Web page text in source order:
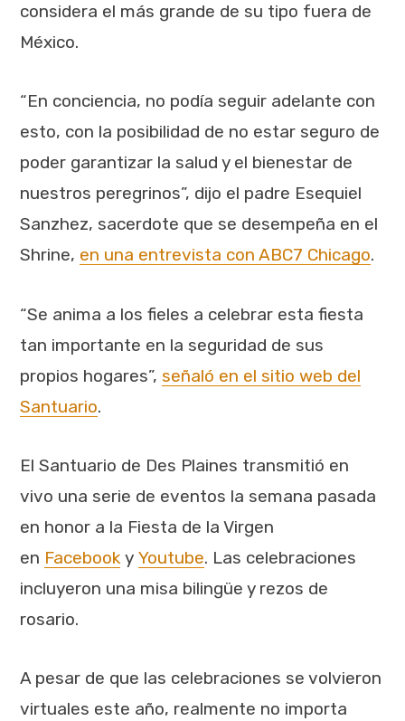
considera el más grande de su tipo fuera de
México.
“En conciencia, no podía seguir adelante con
esto, con la posibilidad de no estar seguro de
poder garantizar la salud y el bienestar de
nuestros peregrinos”, dijo el padre Esequiel
Sanzhez, sacerdote que se desempeña en el
Shrine, en una entrevista con ABC7 Chicago.
“Se anima a los fieles a celebrar esta fiesta
tan importante en la seguridad de sus
propios hogares”, señaló en el sitio web del
Santuario.
El Santuario de Des Plaines transmitió en
vivo una serie de eventos la semana pasada
en honor a la Fiesta de la Virgen
en Facebook y Youtube. Las celebraciones
incluyeron una misa bilingüe y rezos de
rosario.
A pesar de que las celebraciones se volvieron
virtuales este año, realmente no importa